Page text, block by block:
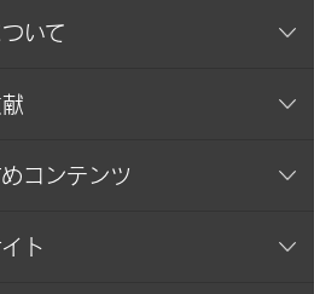
いて
コンテンツ
ト